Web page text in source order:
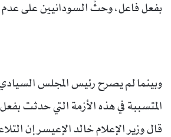
بفعل فاعل، وحثَّ السودانيين على
وبينما لم يصرح رئيس المجلس
المتسببة في هذه الأزمة التي حدثت
قال وزير الإعلام خالد الإعيسر إن